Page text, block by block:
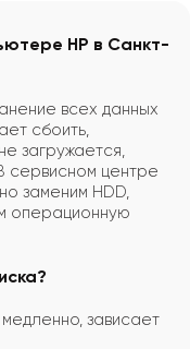
HP в Санкт-
всех данных
сбоить,
загружается,
сервисном центре
заменим HDD,
операционную
зависает